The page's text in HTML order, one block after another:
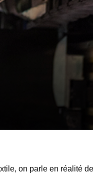
on parle en réalité